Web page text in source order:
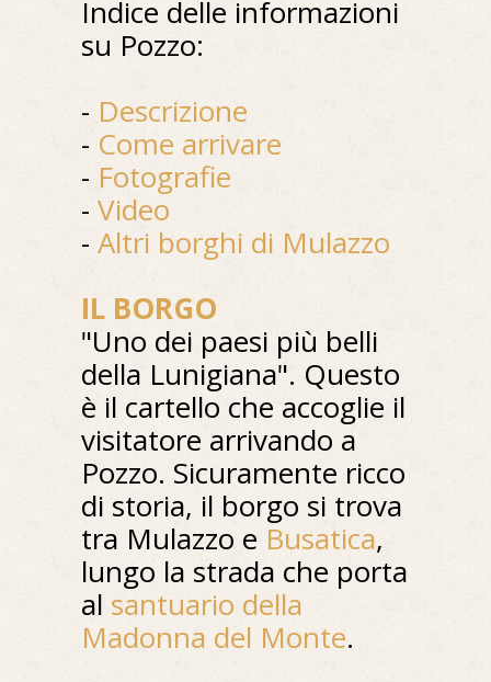
Indice delle informazioni
su Pozzo:
- Descrizione
- Come arrivare
- Fotografie
- Video
- Altri borghi di Mulazzo
IL BORGO
"Uno dei paesi più belli
della Lunigiana". Questo
è il cartello che accoglie il
visitatore arrivando a
Pozzo. Sicuramente ricco
di storia, il borgo si trova
tra Mulazzo e Busatica,
lungo la strada che porta
al santuario della
Madonna del Monte.